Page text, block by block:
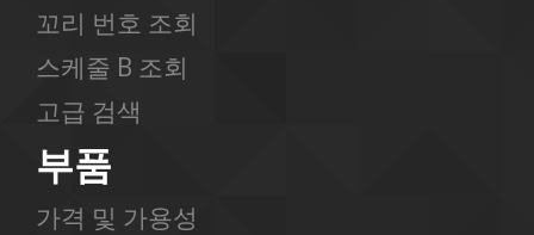
꼬리 번호 조회
스케줄 B 조회
고급 검색
부품
가격 및 가용성